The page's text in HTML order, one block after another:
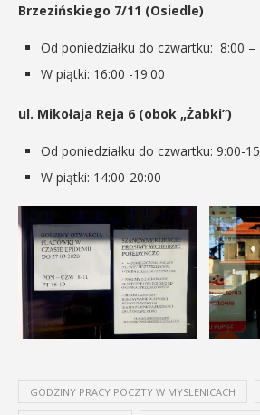
Brzezińskiego 7/11 (Osiedle)
Od poniedziałku do czwartku: 8:00 –
W piątki: 16:00 -19:00
ul. Mikołaja Reja 6 (obok „Żabki”)
Od poniedziałku do czwartku: 9:00-
W piątki: 14:00-20:00
GODZINY PRACY POCZTY W MYSLENICACH